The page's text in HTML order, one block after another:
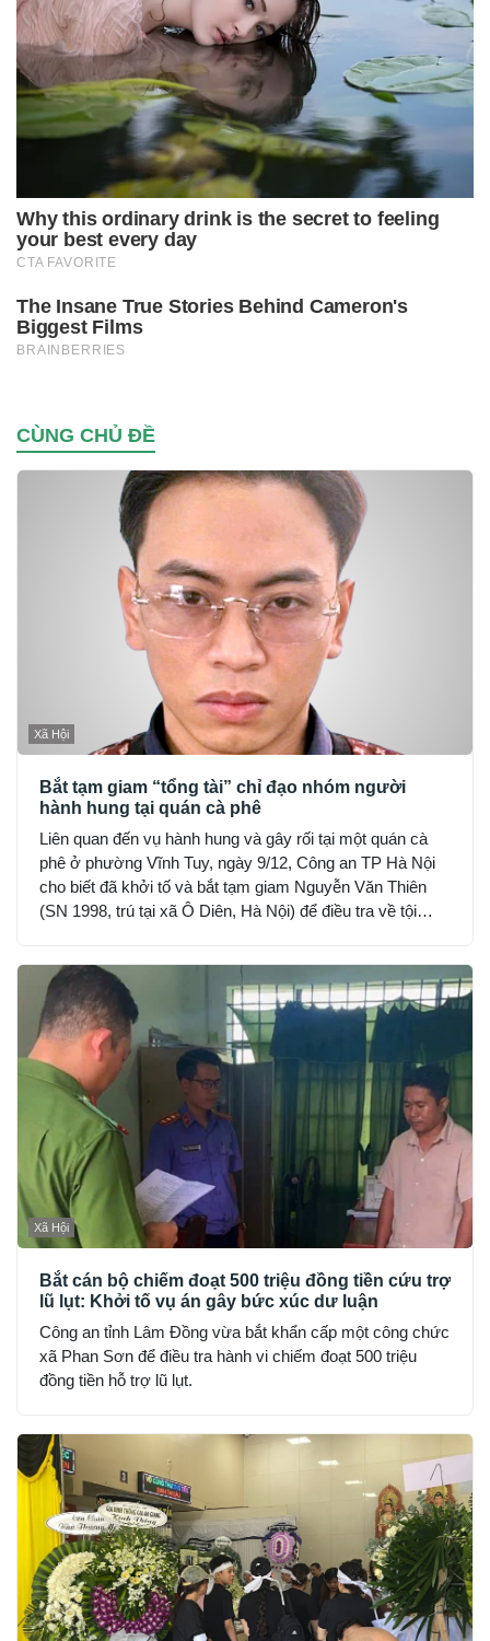
CÙNG CHỦ ĐỀ
Xã Hội
Bắt tạm giam “tổng tài” chỉ đạo nhóm người
hành hung tại quán cà phê
Liên quan đến vụ hành hung và gây rối tại một quán cà
phê ở phường Vĩnh Tuy, ngày 9/12, Công an TP Hà Nội
cho biết đã khởi tố và bắt tạm giam Nguyễn Văn Thiên
(SN 1998, trú tại xã Ô Diên, Hà Nội) để điều tra về tội
Xã Hội
Bắt cán bộ chiếm đoạt 500 triệu đồng tiền cứu trợ
lũ lụt: Khởi tố vụ án gây bức xúc dư luận
Công an tỉnh Lâm Đồng vừa bắt khẩn cấp một công chức
xã Phan Sơn để điều tra hành vi chiếm đoạt 500 triệu
đồng tiền hỗ trợ lũ lụt.